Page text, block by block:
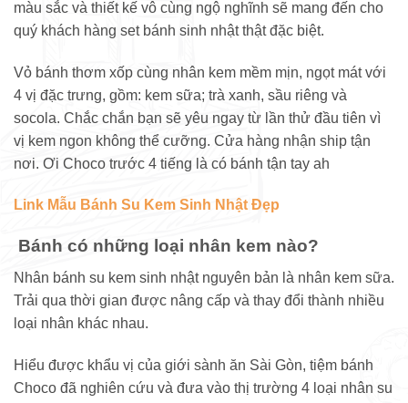
màu sắc và thiết kế vô cùng ngộ nghĩnh sẽ mang đến cho
quý khách hàng set bánh sinh nhật thật đặc biệt.
Vỏ bánh thơm xốp cùng nhân kem mềm mịn, ngọt mát với
4 vị đặc trưng, gồm: kem sữa; trà xanh, sầu riêng và
socola. Chắc chắn bạn sẽ yêu ngay từ lần thử đầu tiên vì
vị kem ngon không thể cưỡng. Cửa hàng nhận ship tận
nơi. Ơi Choco trước 4 tiếng là có bánh tận tay ah
Link Mẫu Bánh Su Kem Sinh Nhật Đẹp
Bánh có những loại nhân kem nào?
Nhân bánh su kem sinh nhật nguyên bản là nhân kem sữa.
Trải qua thời gian được nâng cấp và thay đổi thành nhiều
loại nhân khác nhau.
Hiểu được khẩu vị của giới sành ăn Sài Gòn, tiệm bánh
Choco đã nghiên cứu và đưa vào thị trường 4 loại nhân su